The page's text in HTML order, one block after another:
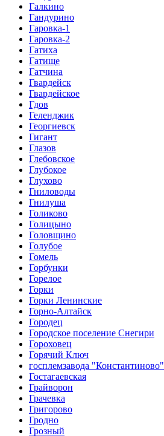
Галкино
Гандурино
Гаровка-1
Гаровка-2
Гатиха
Гатище
Гатчина
Гвардейск
Гвардейское
Гдов
Геленджик
Георгиевск
Гигант
Глазов
Глебовское
Глубокое
Глухово
Гниловоды
Гнилуша
Голиково
Голицыно
Головщино
Голубое
Гомель
Горбунки
Горелое
Горки
Горки Ленинские
Горно-Алтайск
Городец
Городское поселение Снегири
Гороховец
Горячий Ключ
госплемзавода "Константиново"
Гостагаевская
Грайворон
Грачевка
Григорово
Гродно
Грозный